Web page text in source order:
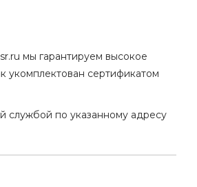
мы гарантируем высокое
укомплектован сертификатом
службой по указанному адресу